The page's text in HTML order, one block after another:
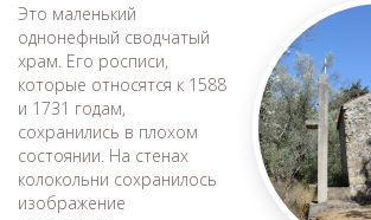
Это маленький
однонефный сводчатый
храм. Его росписи,
которые относятся к 1588
и 1731 годам,
сохранились в плохом
состоянии. На стенах
колокольни сохранилось
изображение